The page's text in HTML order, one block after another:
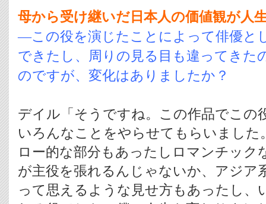
母から受け継いだ日本人の価値観が人
―この役を演じたことによって俳優と
できたし、周りの見る目も違ってきた
のですが、変化はありましたか？
デイル「そうですね。この作品でこの
いろんなことをやらせてもらいました
ロー的な部分もあったしロマンチック
が主役を張れるんじゃないか、アジア
って思えるような見せ方もあったし、